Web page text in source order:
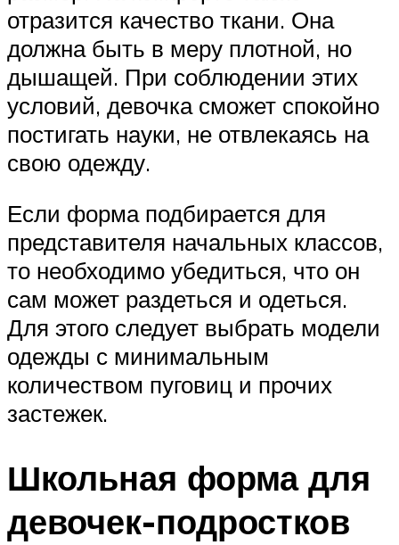
отразится качество ткани. Она
должна быть в меру плотной, но
дышащей. При соблюдении этих
условий, девочка сможет спокойно
постигать науки, не отвлекаясь на
свою одежду.
Если форма подбирается для
представителя начальных классов,
то необходимо убедиться, что он
сам может раздеться и одеться.
Для этого следует выбрать модели
одежды с минимальным
количеством пуговиц и прочих
застежек.
Школьная форма для
девочек-подростков